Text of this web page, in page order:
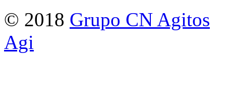
© 2018 Grupo CN Agitos
Agi